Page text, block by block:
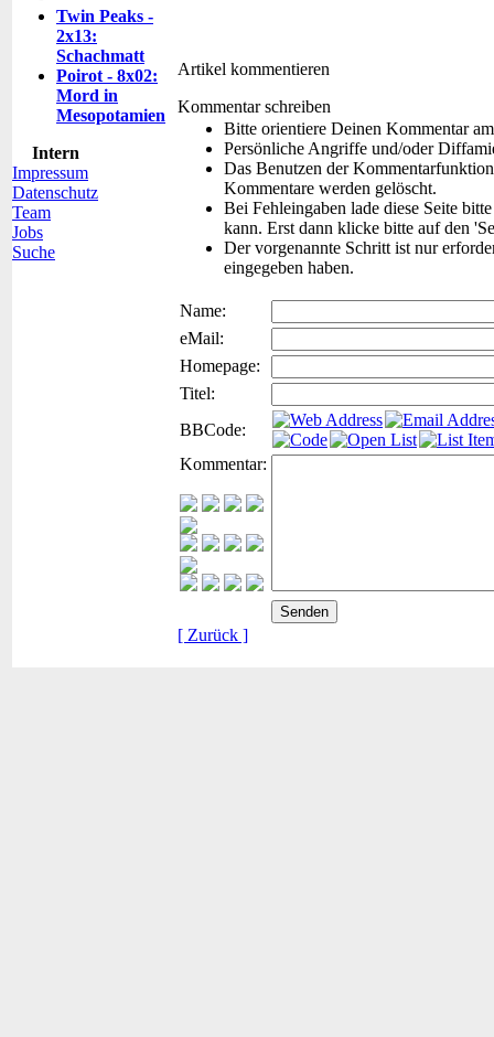
Twin Peaks -
2x13:
Schachmatt
Poirot - 8x02:
Mord in
Mesopotamien
Intern
Impressum
Datenschutz
Team
Jobs
Suche
Artikel kommentieren
Kommentar schreiben
Bitte orientiere Deinen Kommentar
Persönliche Angriffe und/oder
Das Benutzen der
Kommentare werden gelöscht.
Bei Fehleingaben lade diese Seite
kann. Erst dann klicke bitte auf den
Der vorgenannte Schritt ist nur
eingegeben haben.
Name:
eMail:
Homepage:
Titel:
BBCode:
Kommentar:
[ Zurück ]